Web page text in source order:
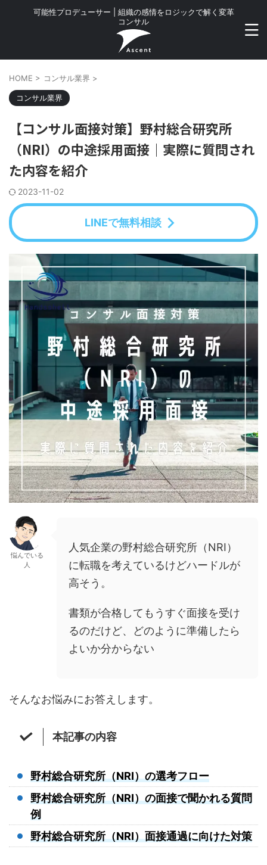
可能性プロデューサー | 組織の感情をロジックで解く変革
コンサル
HOME > コンサル業界 >
コンサル業界
【コンサル面接対策】野村総合研究所
（NRI）の中途採用面接｜実際に質問され
た内容を紹介
2023-11-02
LINEで無料相談
悩んでいる
人
人気企業の野村総合研究所（NRI）
に転職を考えているけどハードルが
高そう。
書類が合格してもうすぐ面接を受け
るのだけど、どのように準備したら
よいか分からない
そんなお悩みにお答えします。
本記事の内容
野村総合研究所（NRI）の選考フロー
野村総合研究所（NRI）の面接で聞かれる質問
例
野村総合研究所（NRI）面接通過に向けた対策